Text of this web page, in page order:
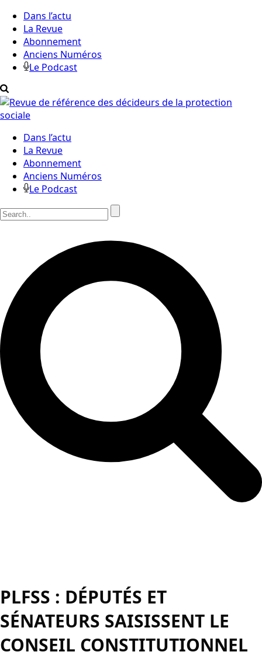
Dans l’actu
La Revue
Abonnement
Anciens Numéros
Le Podcast
Dans l’actu
La Revue
Abonnement
Anciens Numéros
Le Podcast
PLFSS : DÉPUTÉS ET
SÉNATEURS SAISISSENT LE
CONSEIL CONSTITUTIONNEL